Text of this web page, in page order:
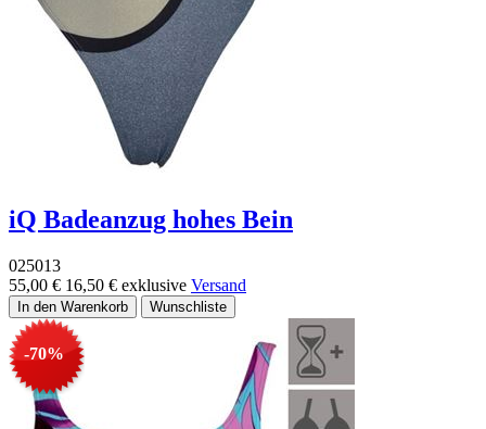
iQ Badeanzug hohes Bein
025013
55,00 € 16,50 € exklusive Versand
-70%